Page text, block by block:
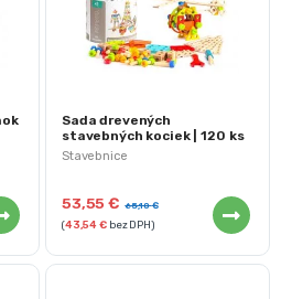
Stavebnice
Sada drevených
stavebných kociek | 120 ks
53,55€ 65,10€
(43,54€bez DPH)